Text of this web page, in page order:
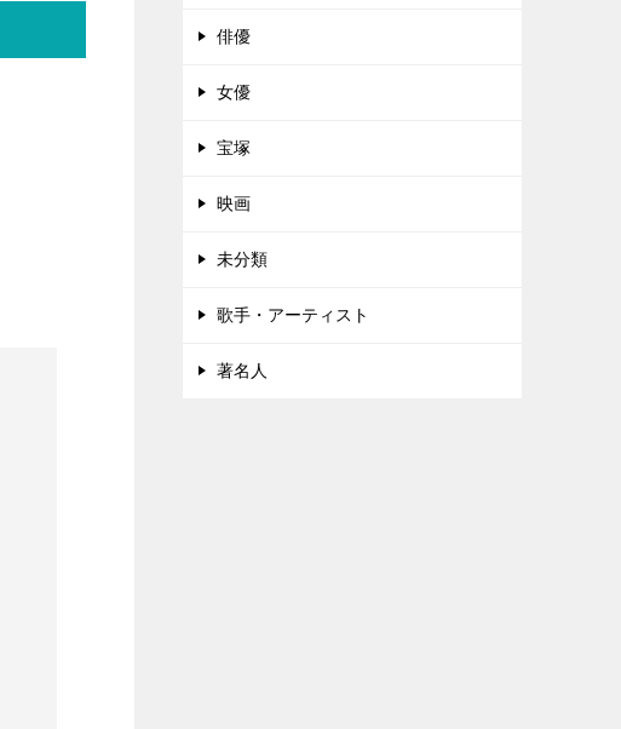
俳優
女優
宝塚
映画
未分類
歌手・アーティスト
著名人